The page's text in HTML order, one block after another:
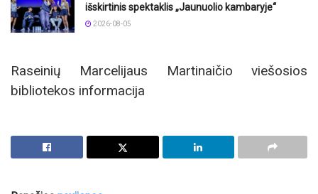
išskirtinis spektaklis „Jaunuolio kambaryje“
2026-08-05
Raseinių Marcelijaus Martinaičio viešosios
bibliotekos informacija